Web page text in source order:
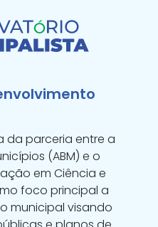
da parceria entre a
(ABM) e o
em Ciência e
foco principal a
municipal visando